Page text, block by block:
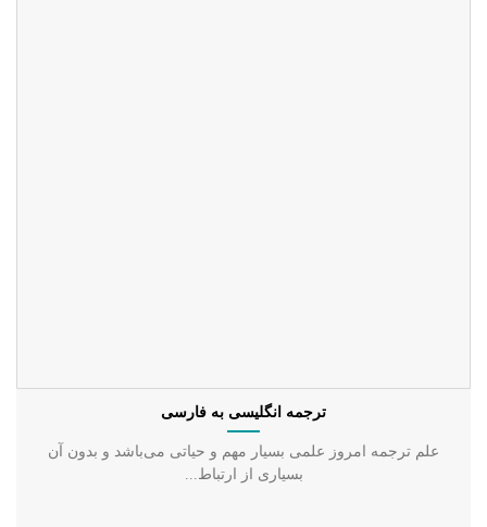
ترجمه انگلیسی به فارسی
علم ترجمه امروز علمی بسیار مهم و حیاتی می‌باشد و بدون آن
بسیاری از ارتباط...